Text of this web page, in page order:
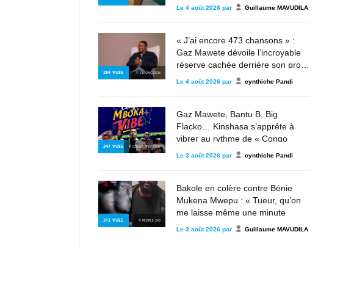
Le 4 août 2026 par Guillaume MAVUDILA
284 VUES © STRONG2KIN
« J’ai encore 473 chansons » :
Gaz Mawete dévoile l’incroyable
réserve cachée derrière son projet
Prototype Indusa
Le 4 août 2026 par cynthiche Pandi
347 VUES © CONGO PROFOND
Gaz Mawete, Bantu B, Big
Flacko… Kinshasa s’apprête à
vibrer au rythme de « Congo
Mboka Ya Vibe »
Le 3 août 2026 par cynthiche Pandi
313 VUES © PEOPLE 243
Bakole en colère contre Bénie
Mukena Mwepu : « Tueur, qu’on
me laisse même une minute
contre toi »
Le 3 août 2026 par Guillaume MAVUDILA